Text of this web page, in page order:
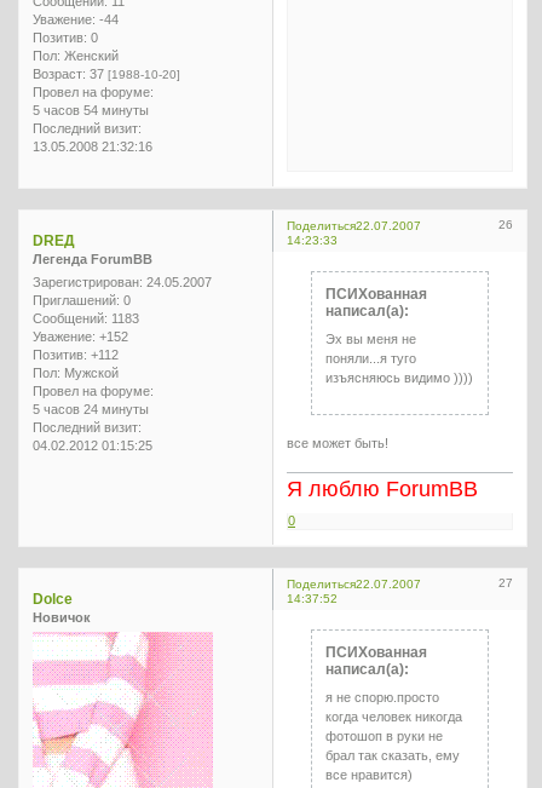
Уважение: -44
Позитив: 0
Пол: Женский
Возраст: 37 [1988-10-20]
Провел на форуме:
5 часов 54 минуты
Последний визит:
13.05.2008 21:32:16
Поделиться 26
22.07.2007
14:23:33
DREД
Легенда ForumBB
Зарегистрирован: 24.05.2007
Приглашений: 0
Сообщений: 1183
Уважение: +152
Позитив: +112
Пол: Мужской
Провел на форуме:
5 часов 24 минуты
Последний визит:
04.02.2012 01:15:25
ПСИХованная
написал(а):
Эх вы меня не
поняли...я туго
изъясняюсь видимо ))))
все может быть!
Я люблю ForumBB
0
Поделиться 27
22.07.2007
14:37:52
Dolce
Новичок
ПСИХованная
написал(а):
я не спорю.просто
когда человек никогда
фотошоп в руки не
брал так сказать, ему
все нравится)